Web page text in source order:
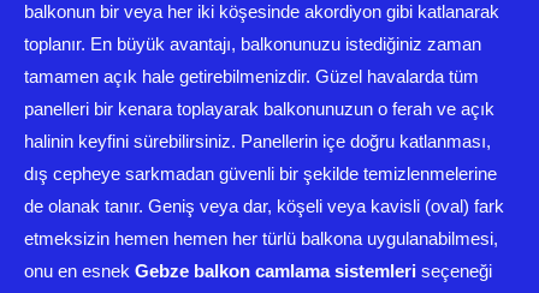
balkonun bir veya her iki köşesinde akordiyon gibi katlanarak
toplanır. En büyük avantajı, balkonunuzu istediğiniz zaman
tamamen açık hale getirebilmenizdir. Güzel havalarda tüm
panelleri bir kenara toplayarak balkonunuzun o ferah ve açık
halinin keyfini sürebilirsiniz. Panellerin içe doğru katlanması,
dış cepheye sarkmadan güvenli bir şekilde temizlenmelerine
de olanak tanır. Geniş veya dar, köşeli veya kavisli (oval) fark
etmeksizin hemen hemen her türlü balkona uygulanabilmesi,
onu en esnek Gebze balkon camlama sistemleri seçeneği